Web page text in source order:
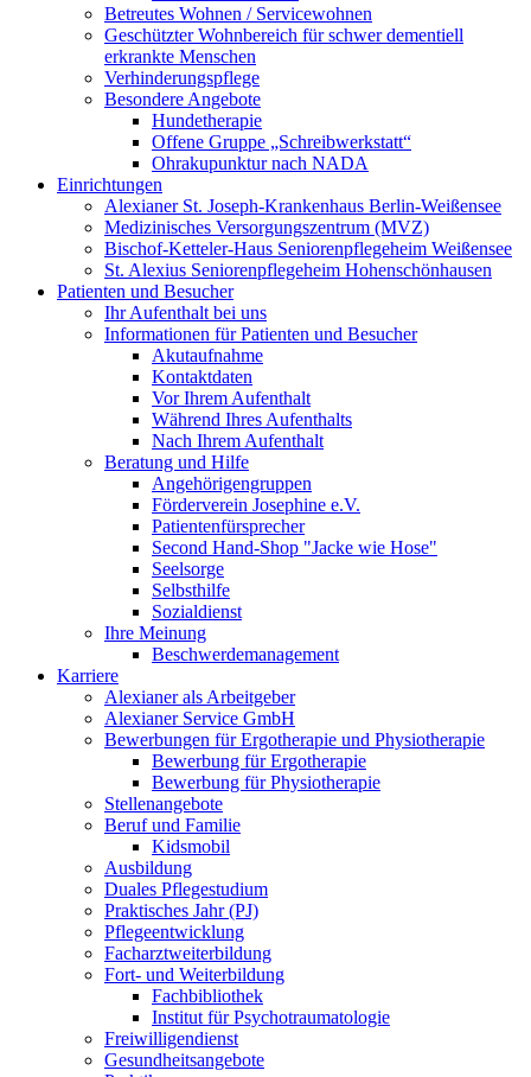
Betreutes Wohnen / Servicewohnen
Geschützter Wohnbereich für schwer dementiell
erkrankte Menschen
Verhinderungspflege
Besondere Angebote
Hundetherapie
Offene Gruppe „Schreibwerkstatt“
Ohrakupunktur nach NADA
Einrichtungen
Alexianer St. Joseph-Krankenhaus Berlin-Weißensee
Medizinisches Versorgungszentrum (MVZ)
Bischof-Ketteler-Haus Seniorenpflegeheim Weißensee
St. Alexius Seniorenpflegeheim Hohenschönhausen
Patienten und Besucher
Ihr Aufenthalt bei uns
Informationen für Patienten und Besucher
Akutaufnahme
Kontaktdaten
Vor Ihrem Aufenthalt
Während Ihres Aufenthalts
Nach Ihrem Aufenthalt
Beratung und Hilfe
Angehörigengruppen
Förderverein Josephine e.V.
Patientenfürsprecher
Second Hand-Shop "Jacke wie Hose"
Seelsorge
Selbsthilfe
Sozialdienst
Ihre Meinung
Beschwerdemanagement
Karriere
Alexianer als Arbeitgeber
Alexianer Service GmbH
Bewerbungen für Ergotherapie und Physiotherapie
Bewerbung für Ergotherapie
Bewerbung für Physiotherapie
Stellenangebote
Beruf und Familie
Kidsmobil
Ausbildung
Duales Pflegestudium
Praktisches Jahr (PJ)
Pflegeentwicklung
Facharztweiterbildung
Fort- und Weiterbildung
Fachbibliothek
Institut für Psychotraumatologie
Freiwilligendienst
Gesundheitsangebote